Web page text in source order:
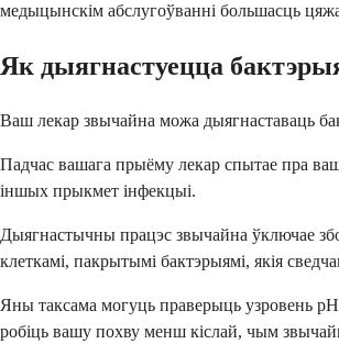
медыцынскім абслугоўванні большасць
Як дыягнастуецца
Ваш лекар звычайна можа дыягнаставаць
Падчас вашага прыёму лекар спытае пра
іншых прыкмет інфекцыі.
Дыягнастычны працэс звычайна ўключае
клеткамі, пакрытымі бактэрыямі, якія
Яны таксама могуць праверыць узровень
робіць вашу похву менш кіслай, чым